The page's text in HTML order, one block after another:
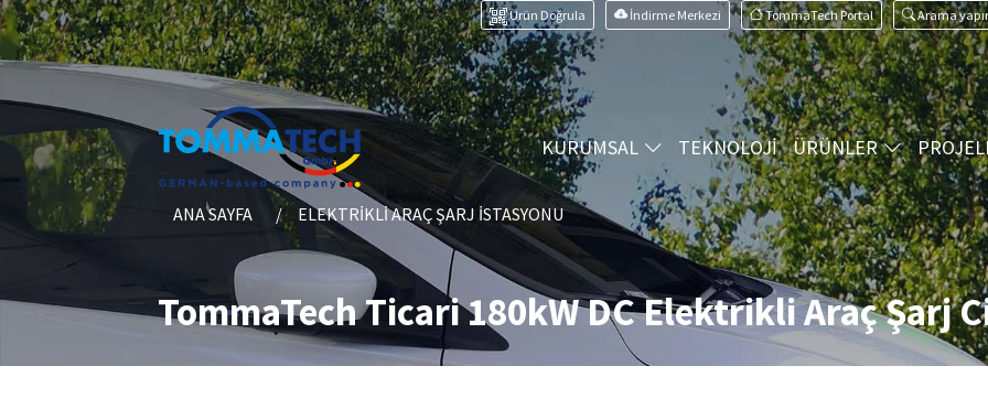
Ürün Doğrula İndirme Merkezi TommaTech Portal Arama
KURUMSAL TEKNOLOJİ ÜRÜNLER
ANA SAYFA ELEKTRIKLI ARAÇ ŞARJ İSTASYONU
TommaTech Ticari 180kW DC Elektrikli Araç Şarj